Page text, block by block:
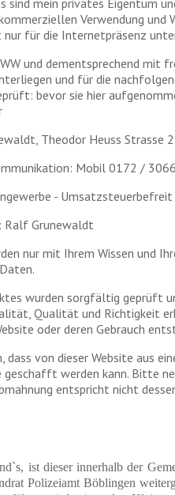
Verwendung und
für die Internetpräsenz
und dementsprechend
und für die
bevor sie hier
Theodor Heuss Strasse
Mobil 0172 /
-
Ralf Grunewaldt
nur mit Ihrem Wissen und
wurden sorgfältig geprüft
Qualität und Richtigkeit
oder deren Gebrauch
von dieser Website aus
werden kann. Bitte
entspricht nicht
ist dieser innerhalb der
Polizeiamt Böblingen